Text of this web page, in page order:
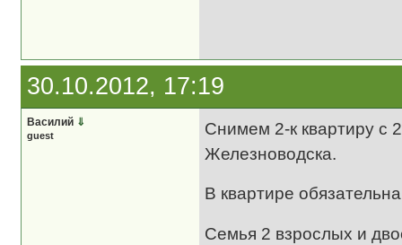
30.10.2012, 17:19
Василий ⇓
guest
Снимем 2-к квартиру с
Железноводска.
В квартире
Семья 2 взрослых и